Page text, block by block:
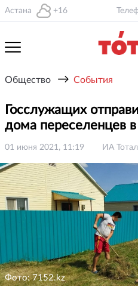
Астана +16
Общество → События
Госслужащих
дома переселенцев
01 июня 2021, 11:19 ИА
Фото: 7152.kz